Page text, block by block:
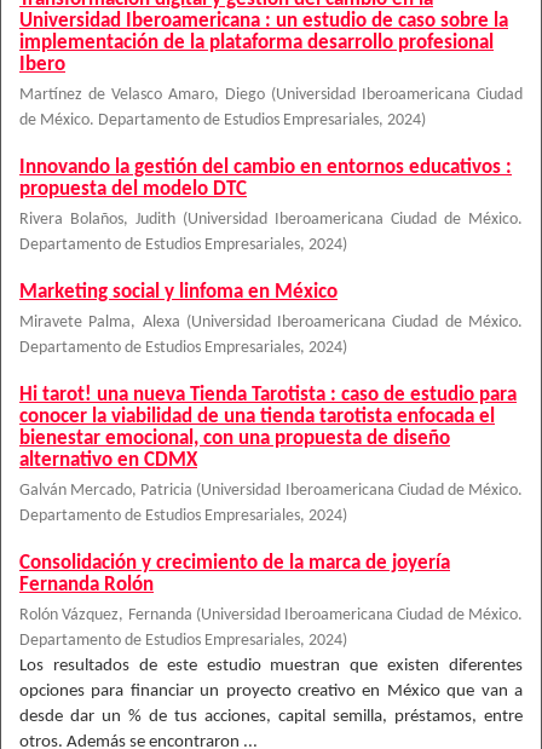
Universidad Iberoamericana : un estudio de caso sobre la
implementación de la plataforma desarrollo profesional
Ibero
Martínez de Velasco Amaro, Diego (Universidad Iberoamericana Ciudad
de México. Departamento de Estudios Empresariales, 2024)
Innovando la gestión del cambio en entornos educativos :
propuesta del modelo DTC
Rivera Bolaños, Judith (Universidad Iberoamericana Ciudad de México.
Departamento de Estudios Empresariales, 2024)
Marketing social y linfoma en México
Miravete Palma, Alexa (Universidad Iberoamericana Ciudad de México.
Departamento de Estudios Empresariales, 2024)
Hi tarot! una nueva Tienda Tarotista : caso de estudio para
conocer la viabilidad de una tienda tarotista enfocada el
bienestar emocional, con una propuesta de diseño
alternativo en CDMX
Galván Mercado, Patricia (Universidad Iberoamericana Ciudad de México.
Departamento de Estudios Empresariales, 2024)
Consolidación y crecimiento de la marca de joyería
Fernanda Rolón
Rolón Vázquez, Fernanda (Universidad Iberoamericana Ciudad de México.
Departamento de Estudios Empresariales, 2024)
Los resultados de este estudio muestran que existen diferentes
opciones para financiar un proyecto creativo en México que van a
desde dar un % de tus acciones, capital semilla, préstamos, entre
otros. Además se encontraron ...